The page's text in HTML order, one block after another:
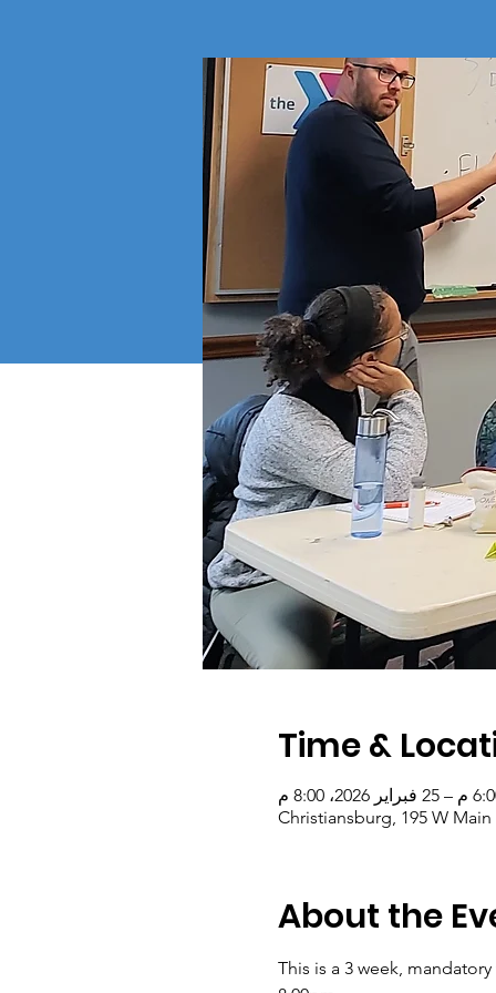
Time &
Christiansburg, 195 W Main
About the
This is a 3 week,